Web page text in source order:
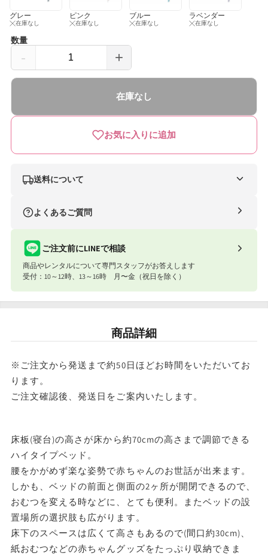
グレー
在庫なし
ピンク
在庫なし
ブルー
在庫なし
ラベンダー
在庫なし
数量
[受
ハ
タ
イ
プ
ベ
ッ
オ
ー
ン
(収
納
棚
付)
【標
準
-
[受
生
商
プ
ベ
ッ
ツ
オ
ー
納
棚
付)
【標
準
+
在庫なし
お気に入りに追加
送料について
条件
合計8,801円以上
合計8,801円以下
合計8,801円以上
合計8,801円以下
東海・北陸・関西: 770円
※沖縄・離島はお届けできません。
よくあるご質問
ご注文前にLINEで相談
商品やレンタルについて専門スタッフがお答えします
受付：10～12時、13～16時 月〜金（祝日を除く）
商品詳細
※ご注文から発送まで約50日ほどお時間をいただいてお
ります。
ご注文確認後、発送日をご案内いたします。
床板(寝台)の高さが床から約70cmの高さまで調節できる
ハイタイプベッド。
腰をかがめず楽な姿勢で赤ちゃんのお世話が出来ます。
しかも、ベッドの前面と側面の2ヶ所が開閉できるので、
おむつを変える時などに、とても便利。またベッドの設
置場所の選択肢も広がります。
床下のスペースは広くて高さもあるので(間口約30cm)、
紙おむつなどの赤ちゃんグッズをたっぷり収納できま